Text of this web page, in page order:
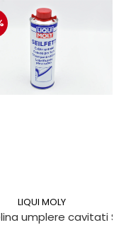
LIQUI MOLY
umplere cavitati